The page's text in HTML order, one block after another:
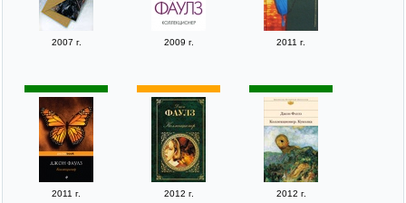
2007 г. 2009 г. 2011 г.
2011 г. 2012 г. 2012 г.